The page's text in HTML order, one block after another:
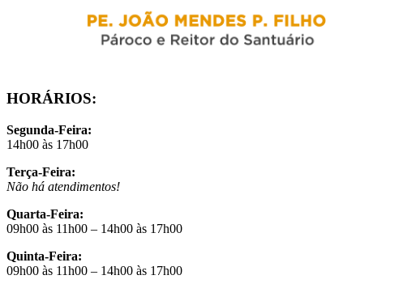
HORÁRIOS:
Segunda-Feira:
14h00 às 17h00
Terça-Feira:
Não há atendimentos!
Quarta-Feira:
09h00 às 11h00 – 14h00 às 17h00
Quinta-Feira:
09h00 às 11h00 – 14h00 às 17h00